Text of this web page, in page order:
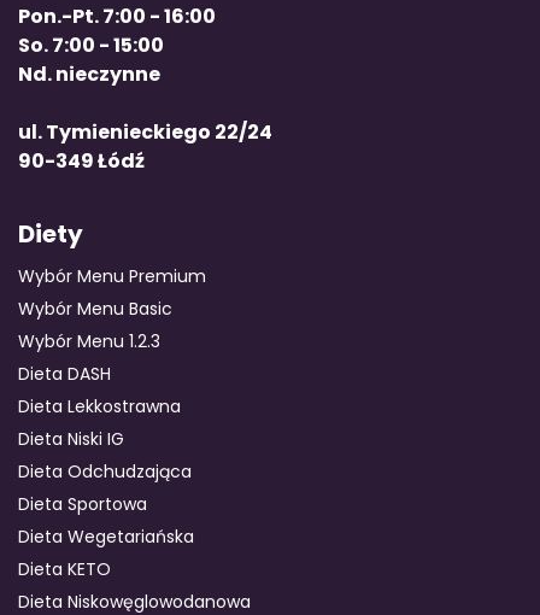
Pon.-Pt. 7:00 - 16:00
So. 7:00 - 15:00
Nd. nieczynne
ul. Tymienieckiego 22/24
90-349 Łódź
Diety
Wybór Menu Premium
Wybór Menu Basic
Wybór Menu 1.2.3
Dieta DASH
Dieta Lekkostrawna
Dieta Niski IG
Dieta Odchudzająca
Dieta Sportowa
Dieta Wegetariańska
Dieta KETO
Dieta Niskowęglowodanowa